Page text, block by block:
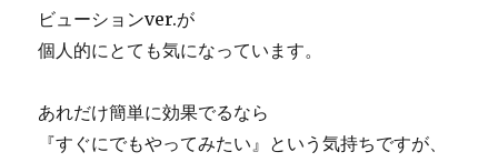
ビューションver.が
個人的にとても気になっています。
あれだけ簡単に効果でるなら
『すぐにでもやってみたい』という気持ちですが、